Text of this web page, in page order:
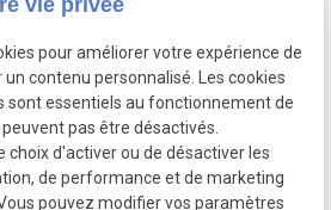
Gestion des cookies
utiles
Le cabinet
Les honoraires
L'acte d'avocat
vie privée
pour améliorer votre expérience de
contenu personnalisé. Les cookies
sont essentiels au fonctionnement de
pas être désactivés.
choix d'activer ou de désactiver les
de performance et de marketing
pouvez modifier vos paramètres